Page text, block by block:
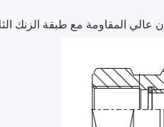
عالي المقاومة مع طبقة الزنك